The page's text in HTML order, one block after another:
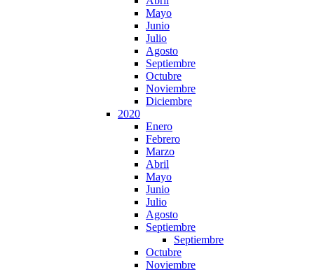
Mayo
Junio
Julio
Agosto
Septiembre
Octubre
Noviembre
Diciembre
2020
Enero
Febrero
Marzo
Abril
Mayo
Junio
Julio
Agosto
Septiembre
Septiembre
Octubre
Noviembre